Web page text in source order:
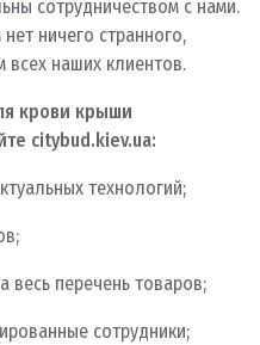
сотрудничеством с нами.
ничего странного,
наших клиентов.
крови крыши
citybud.kiev.ua:
технологий;
весь перечень товаров;
сотрудники;